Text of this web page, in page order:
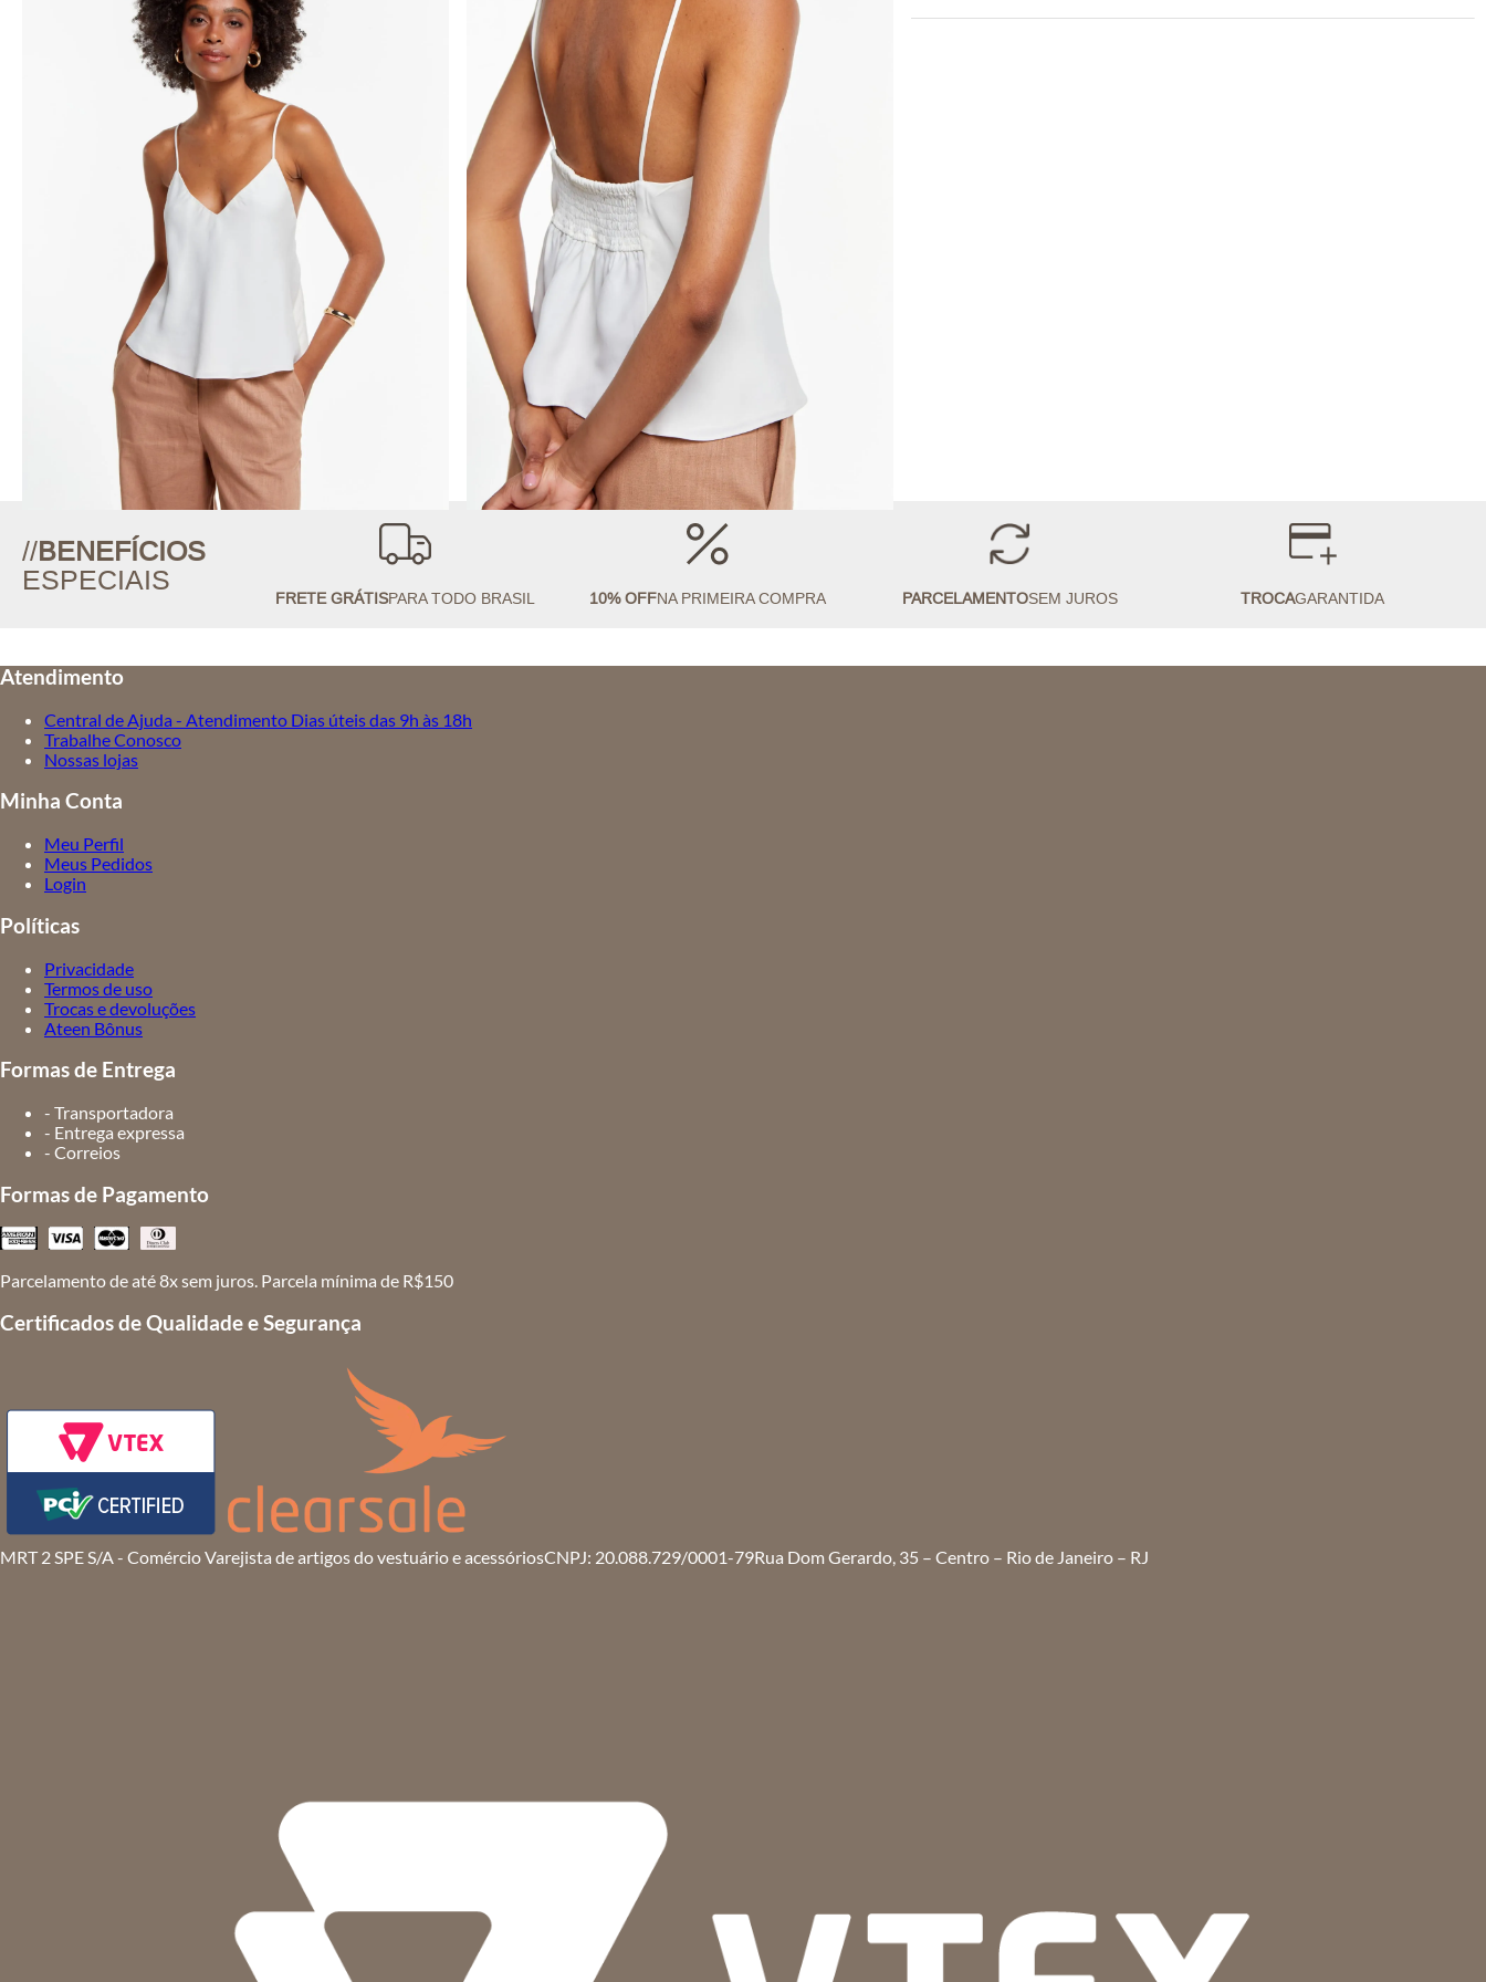
//BENEFÍCIOS
ESPECIAIS
FRETE GRÁTISPARA TODO BRASIL 10% OFFNA PRIMEIRA COMPRA PARCELAMENTOSEM JUROS TROCAGARANTIDA
Atendimento
Central de Ajuda - Atendimento Dias úteis das 9h às 18h
Trabalhe Conosco
Nossas lojas
Minha Conta
Meu Perfil
Meus Pedidos
Login
Políticas
Privacidade
Termos de uso
Trocas e devoluções
Ateen Bônus
Formas de Entrega
- Transportadora
- Entrega expressa
- Correios
Formas de Pagamento
Parcelamento de até 8x sem juros. Parcela mínima de R$150
Certificados de Qualidade e Segurança
MRT 2 SPE S/A - Comércio Varejista de artigos do vestuário e acessóriosCNPJ: 20.088.729/0001-79Rua Dom Gerardo, 35 – Centro – Rio de Janeiro – RJ